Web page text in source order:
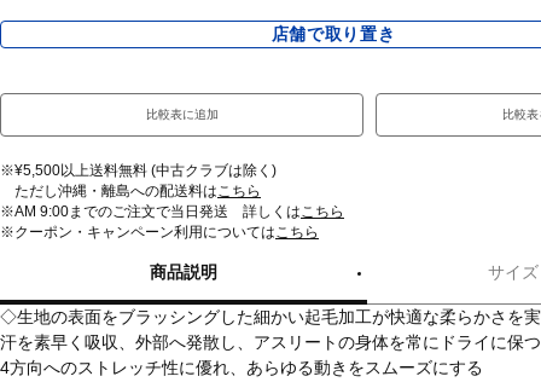
店舗で取り置き
比較表に追加 比較
※¥5,500以上送料無料 (中古クラブは除く)
ただし沖縄・離島への配送料はこちら
※AM 9:00までのご注文で当日発送 詳しくはこちら
※クーポン・キャンペーン利用についてはこちら
商品説明 サイ
◇生地の表面をブラッシングした細かい起毛加工が快適な柔らかさを
汗を素早く吸収、外部へ発散し、アスリートの身体を常にドライに保つ
4方向へのストレッチ性に優れ、あらゆる動きをスムーズにする